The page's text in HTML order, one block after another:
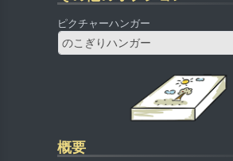
ピクチャーハンガー
のこぎりハンガー
概要